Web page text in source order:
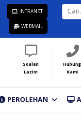
INTRANET
WEBMAIL
CARI...
Soalan
Lazim
Kami
PEROLEHAN